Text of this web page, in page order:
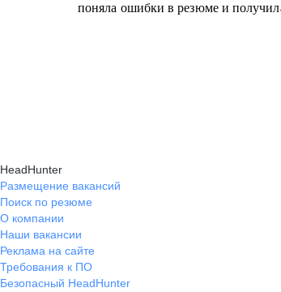
поняла ошибки в резюме и
HeadHunter
Размещение вакансий
Поиск по резюме
О компании
Наши вакансии
Реклама на сайте
Требования к ПО
Безопасный HeadHunter